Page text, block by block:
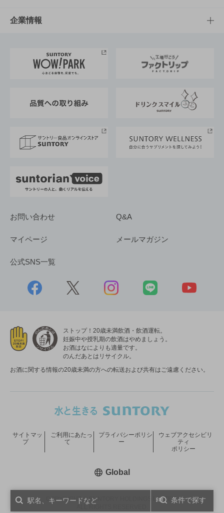
条件で探す
栄養成分一覧
工場見学
地域情報
サントリーホール
サントリーサンバーズ大阪
サステナビリティTOP
サントリーが考えるサステナビリティ経営
企業情報
企業概要
採用情報
お問い合わせ Q&A
マイページ メールマガジン
公式SNS一覧
ストップ！20歳未満飲酒・飲酒運転。
妊娠中や授乳期の飲酒はやめましょう。
お酒はなによりも適量です。
のんだあとはリサイクル。
お酒に関する情報の20歳未満の方への転送および共有はご遠慮ください。
COPYRIGHT © SUNTORY HOLDINGS LIMITED.
サイトマッ
プ
ご利用にあたっ
て
プライバシーポリシ
ー
ウェブアクセシビリ
ティ
ポリシー
Global新しいウィンドウで開く